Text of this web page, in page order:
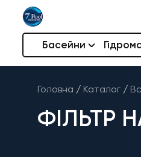
Басейни
Головна / Каталог /
ФІЛЬТР